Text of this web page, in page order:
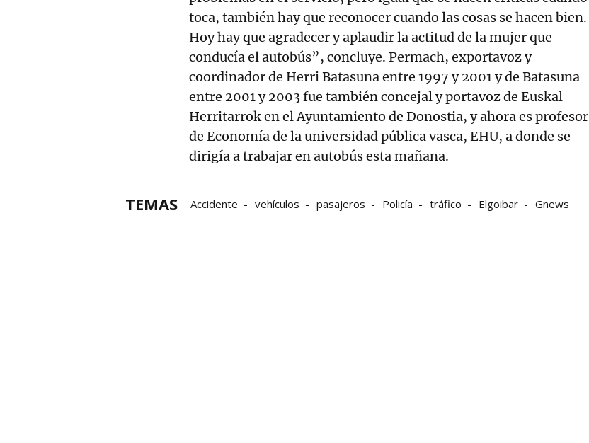
toca, también hay que reconocer cuando las cosas se hacen bien.
Hoy hay que agradecer y aplaudir la actitud de la mujer que
conducía el autobús”, concluye. Permach, exportavoz y
coordinador de Herri Batasuna entre 1997 y 2001 y de Batasuna
entre 2001 y 2003 fue también concejal y portavoz de Euskal
Herritarrok en el Ayuntamiento de Donostia, y ahora es profesor
de Economía de la universidad pública vasca, EHU, a donde se
dirigía a trabajar en autobús esta mañana.
TEMAS Accidente vehículos pasajeros Policía tráfico Elgoibar Gnews